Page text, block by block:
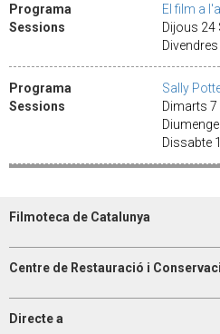
Programa
El film a
Sessions
Dijous 24
Programa
Sally
Sessions
Dimarts 7
Dissabte
Filmoteca de Catalunya
Centre de Restauració i
Directe a